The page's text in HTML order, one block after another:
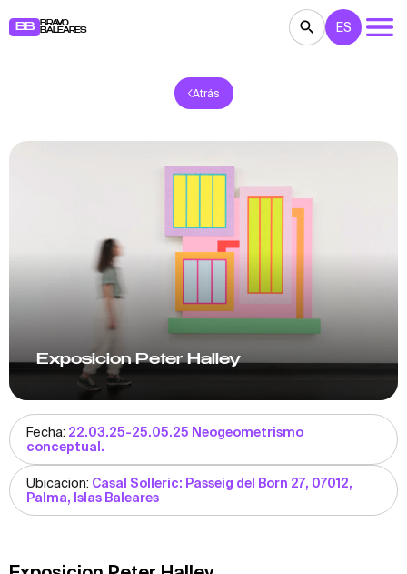
BB
BRAVO
BALEARES
TEATRO
MERCADILLOS
BB NOTE
ES
Atrás
Exposicion Peter Halley
Fecha: 22.03.25-25.05.25 Neogeometrismo
conceptual.
Ubicacion: Casal Solleric: Passeig del Born 27, 07012,
Palma, Islas Baleares